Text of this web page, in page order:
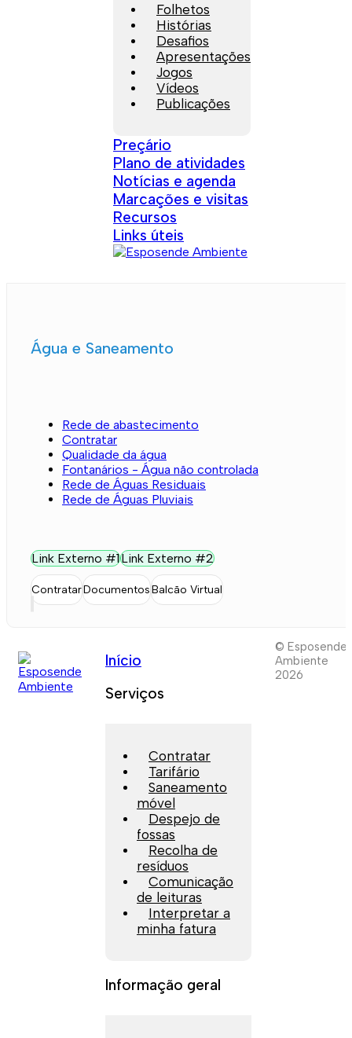
Folhetos
Histórias
Desafios
Apresentações
Jogos
Vídeos
Publicações
Preçário
Plano de atividades
Notícias e agenda
Marcações e visitas
Recursos
Links úteis
Água e Saneamento
Rede de abastecimento
Contratar
Qualidade da água
Fontanários - Água não controlada
Rede de Águas Residuais
Rede de Águas Pluviais
Link Externo #1Link Externo #2
ContratarDocumentosBalcão Virtual
Início
Serviços
Contratar
Tarifário
Saneamento
móvel
Despejo de
fossas
Recolha de
resíduos
Comunicação
de leituras
Interpretar a
minha fatura
Informação geral
© Esposende
Ambiente
2026